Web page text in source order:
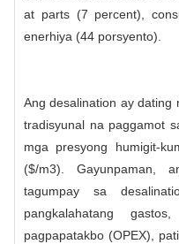
at parts (7 percent),
enerhiya (44 porsyento).
Ang desalination ay dating
tradisyunal na paggamot
mga presyong humigit-
($/m3). Gayunpaman,
tagumpay sa
pangkalahatang
pagpapatakbo (OPEX),